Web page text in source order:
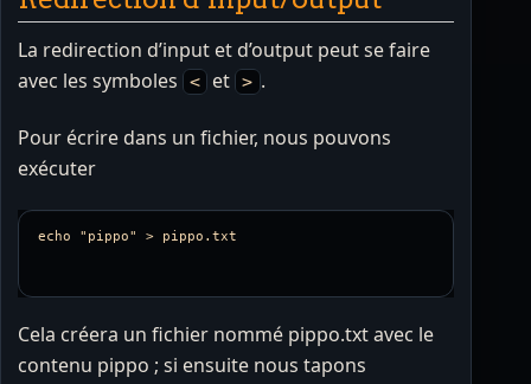
La redirection d’input et d’output peut se faire
avec les symboles
< et > .
Pour écrire dans un fichier, nous pouvons
exécuter
Cela créera un fichier nommé pippo.txt avec le
contenu pippo ; si ensuite nous tapons